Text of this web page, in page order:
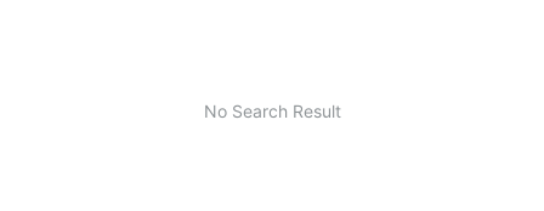
No Search Result